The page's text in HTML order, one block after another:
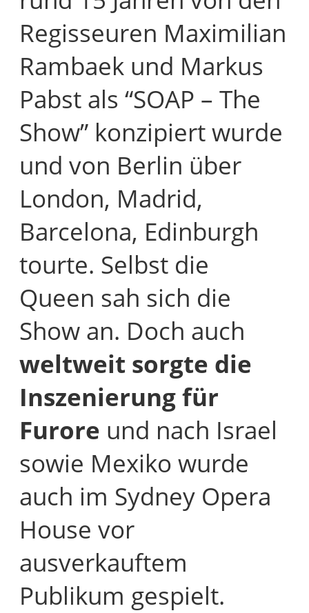
Regisseuren Maximilian
Rambaek und Markus
Pabst als “SOAP – The
Show” konzipiert wurde
und von Berlin über
London, Madrid,
Barcelona, Edinburgh
tourte. Selbst die
Queen sah sich die
Show an. Doch auch
weltweit sorgte die
Inszenierung für
Furore und nach Israel
sowie Mexiko wurde
auch im Sydney Opera
House vor
ausverkauftem
Publikum gespielt.